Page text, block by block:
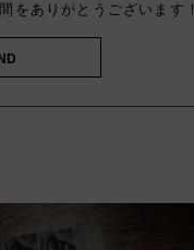
をありがとうございます！